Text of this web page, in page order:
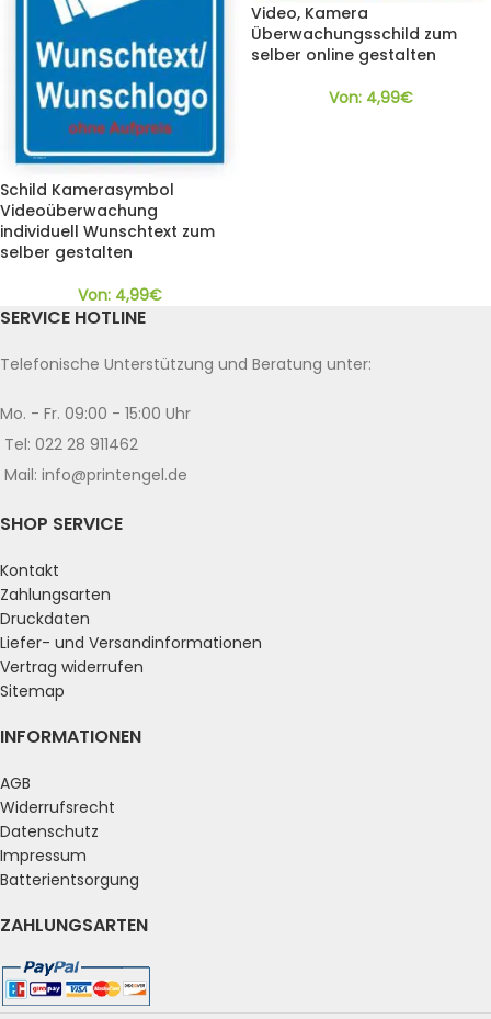
Schild Kamerasymbol
Videoüberwachung
individuell Wunschtext zum
selber gestalten
Von: 4,99€
Video, Kamera
Überwachungsschild zum
selber online gestalten
Von: 4,99€
SERVICE HOTLINE
Telefonische Unterstützung und Beratung unter:
Mo. - Fr. 09:00 - 15:00 Uhr
Tel: 022 28 911462
Mail: info@printengel.de
SHOP SERVICE
Kontakt
Zahlungsarten
Druckdaten
Liefer- und Versandinformationen
Vertrag widerrufen
Sitemap
INFORMATIONEN
AGB
Widerrufsrecht
Datenschutz
Impressum
Batterientsorgung
ZAHLUNGSARTEN